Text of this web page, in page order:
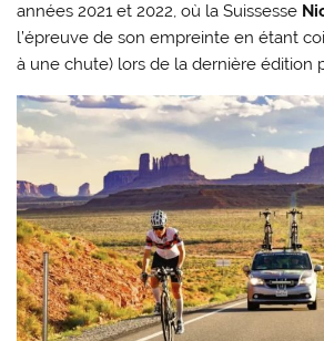
années 2021 et 2022, où la Suissesse
l’épreuve de son empreinte en étant
à une chute) lors de la dernière édition